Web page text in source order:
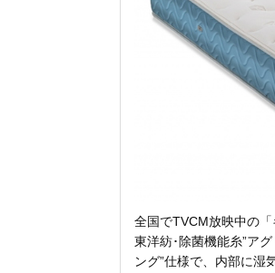
全国でTVCM放映中の
東洋紡･除菌機能糸”ア
ング”仕様で、内部に湿